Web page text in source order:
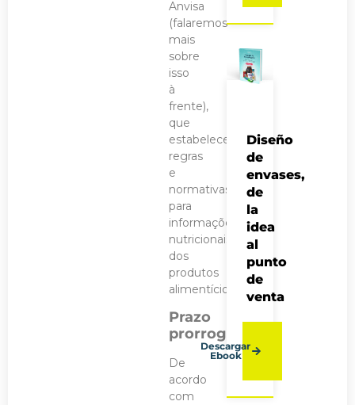
Anvisa
(falaremos
mais
sobre
isso
à
frente),
que
estabelecem
regras
e
normativas
para
informações
nutricionais
dos
produtos
alimentícios.
Prazo
prorrogado
De
acordo
com
Diseño
de
envases,
de
la
idea
al
punto
de
venta
Descargar
Ebook